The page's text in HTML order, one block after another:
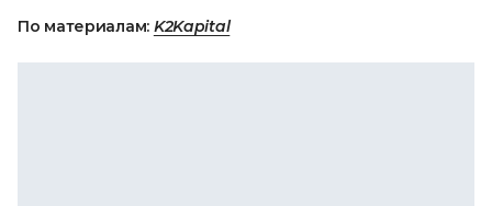
По материалам: K2Kapital